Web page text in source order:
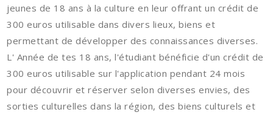
jeunes de 18 ans à la culture en leur offrant un crédit de
300 euros utilisable dans divers lieux, biens et
permettant de développer des connaissances diverses.
L' Année de tes 18 ans, l'étudiant bénéficie d'un crédit de
300 euros utilisable sur l'application pendant 24 mois
pour découvrir et réserver selon diverses envies, des
sorties culturelles dans la région, des biens culturels et